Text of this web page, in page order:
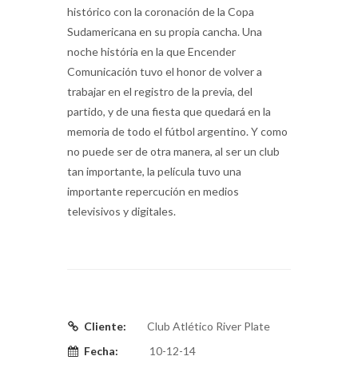
histórico con la coronación de la Copa
Sudamericana en su propia cancha. Una
noche história en la que Encender
Comunicación tuvo el honor de volver a
trabajar en el registro de la previa, del
partido, y de una fiesta que quedará en la
memoria de todo el fútbol argentino. Y como
no puede ser de otra manera, al ser un club
tan importante, la película tuvo una
importante repercución en medios
televisivos y digitales.
Cliente:
Club Atlético River Plate
Fecha:
10-12-14